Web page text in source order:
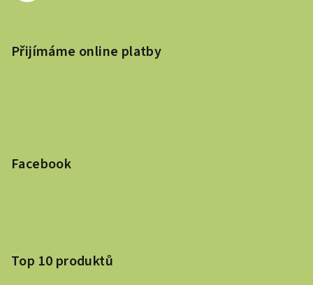
Přijímáme online platby
Facebook
Top 10 produktů